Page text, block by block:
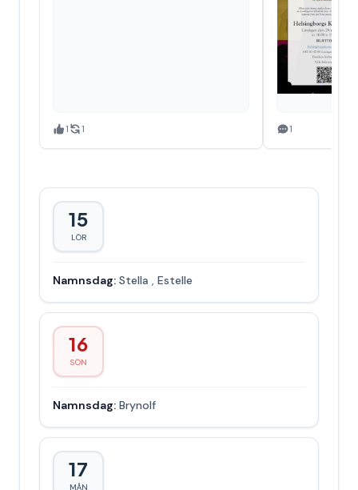
1 1 1
15
LÖR
Namnsdag: Stella , Estelle
16
SÖN
Namnsdag: Brynolf
17
MÅN